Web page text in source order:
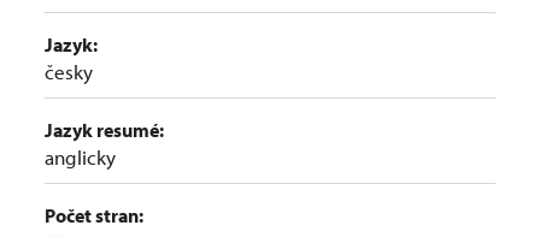
Jazyk:
česky
Jazyk resumé:
anglicky
Počet stran: